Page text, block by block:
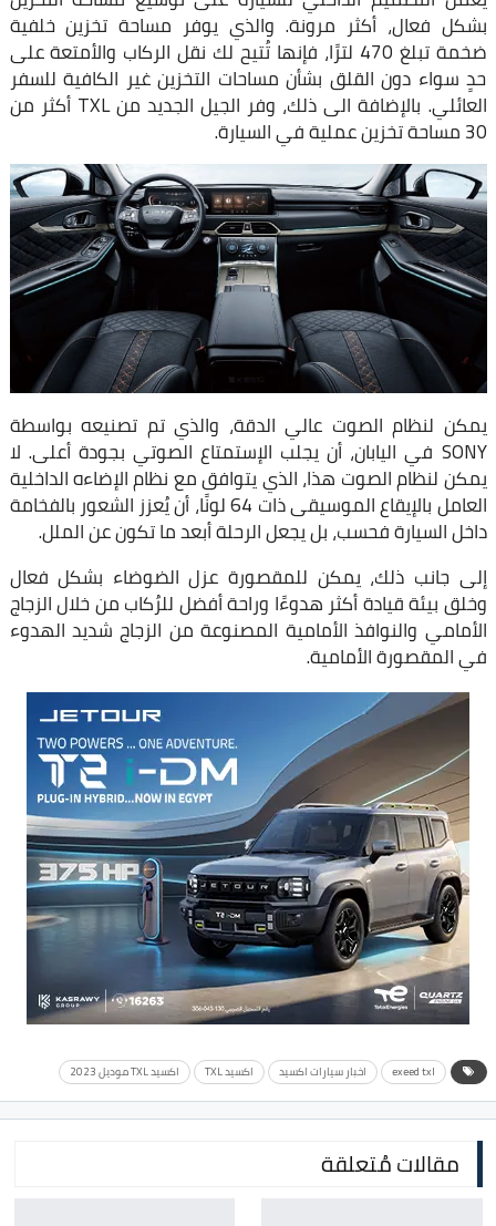
بشكل فعال، أكثر مرونة. والذي يوفر مساحة تخزين خلفية
ضخمة تبلغ 470 لترًا، فإنها تُتيح لك نقل الركاب والأمتعة على
حدٍ سواء دون القلق بشأن مساحات التخزين غير الكافية للسفر
العائلي. بالإضافة الى ذلك، وفر الجيل الجديد من TXL أكثر من
30 مساحة تخزين عملية في السيارة.
يمكن لنظام الصوت عالي الدقة، والذي تم تصنيعه بواسطة
SONY في اليابان، أن يجلب الإستمتاع الصوتي بجودة أعلى. لا
يمكن لنظام الصوت هذا، الذي يتوافق مع نظام الإضاءه الداخلية
العامل بالإيقاع الموسيقى ذات 64 لونًا، أن يُعزز الشعور بالفخامة
داخل السيارة فحسب، بل يجعل الرحلة أبعد ما تكون عن الملل.
إلى جانب ذلك، يمكن للمقصورة عزل الضوضاء بشكل فعال
وخلق بيئة قيادة أكثر هدوءًا وراحة أفضل للرُكاب من خلال الزجاج
الأمامي والنوافذ الأمامية المصنوعة من الزجاج شديد الهدوء
في المقصورة الأمامية.
exeed txl اخبار سيارات اكسيد اكسيد TXL اكسيد TXL موديل 2023
مقالات مُتعلقة